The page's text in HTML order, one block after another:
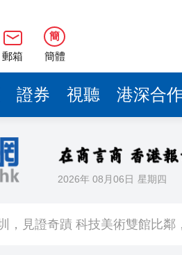
郵箱
簡
簡體
證券 視聽 港深合
2026年 08月06日 星期四
相約深圳，見證奇蹟 科技